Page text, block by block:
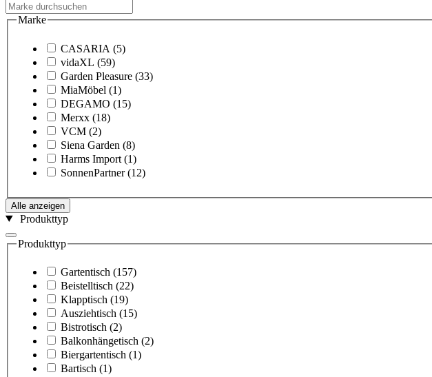
Marke
CASARIA (5)
vidaXL (59)
Garden Pleasure (33)
MiaMöbel (1)
DEGAMO (15)
Merxx (18)
VCM (2)
Siena Garden (8)
Harms Import (1)
SonnenPartner (12)
Alle anzeigen
Produkttyp
Produkttyp
Gartentisch (157)
Beistelltisch (22)
Klapptisch (19)
Ausziehtisch (15)
Bistrotisch (2)
Balkonhängetisch (2)
Biergartentisch (1)
Bartisch (1)